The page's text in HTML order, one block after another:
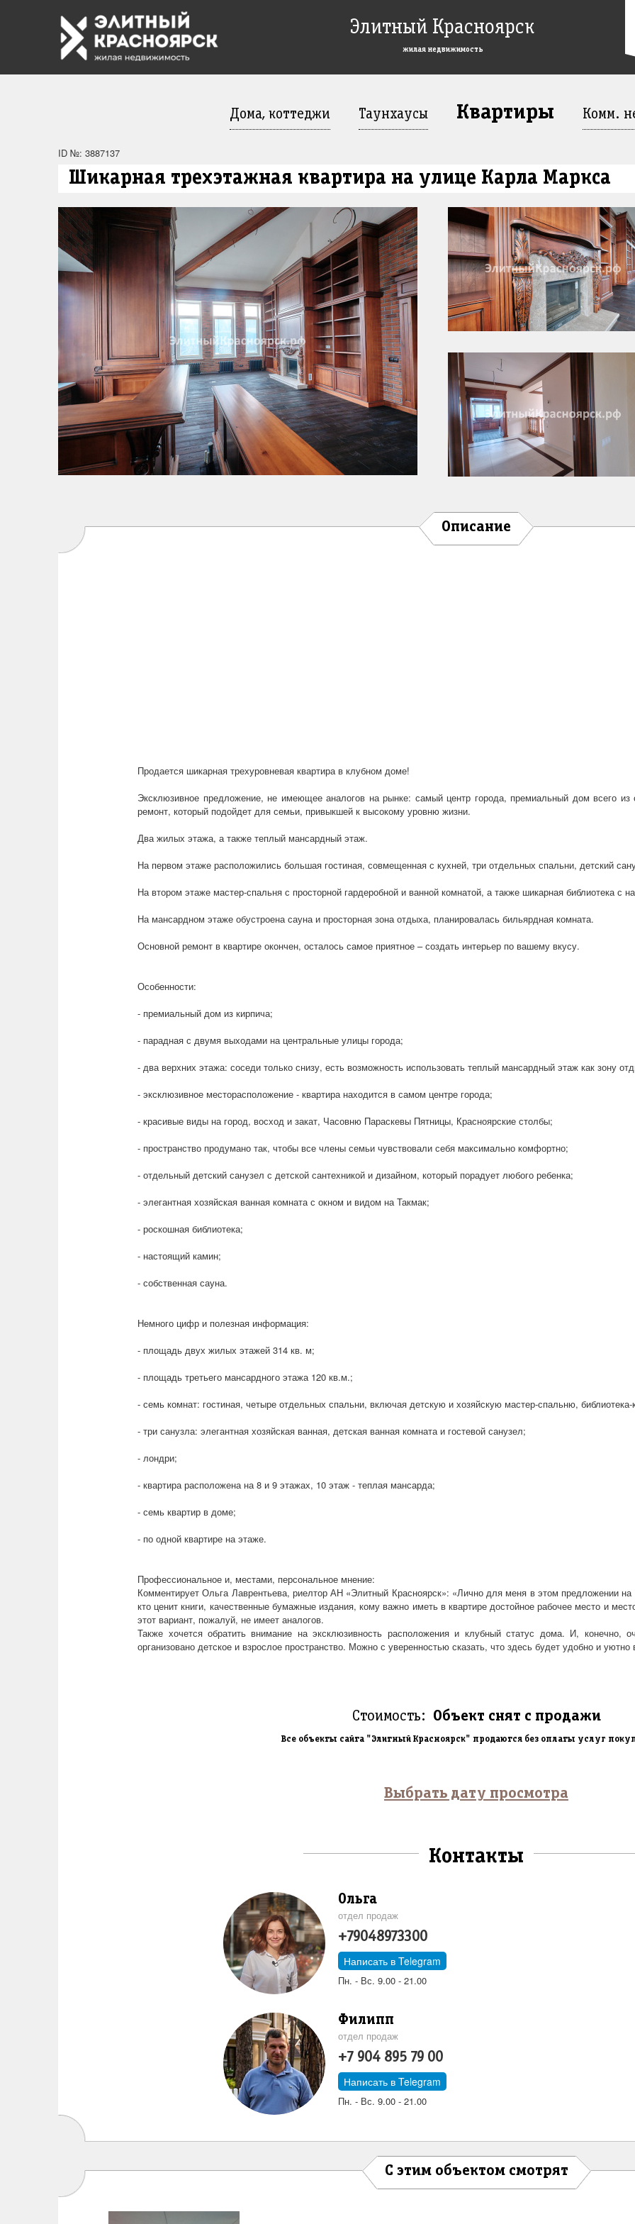
Элитный Красноярск
жилая недвижимость
Дома, коттеджи Таунхаусы Квартиры Комм.
ID №: 3887137
Шикарная трехэтажная квартира на улице Карла Маркса
Описание
Продается шикарная трехуровневая квартира в клубном доме!
Эксклюзивное предложение, не имеющее аналогов на рынке: самый центр города, премиальный дом всего из
ремонт, который подойдет для семьи, привыкшей к высокому уровню жизни.
Два жилых этажа, а также теплый мансардный этаж.
На первом этаже расположились большая гостиная, совмещенная с кухней, три отдельных спальни, детский
На втором этаже мастер-спальня с просторной гардеробной и ванной комнатой, а также шикарная библиотека с
На мансардном этаже обустроена сауна и просторная зона отдыха, планировалась бильярдная комната.
Основной ремонт в квартире окончен, осталось самое приятное – создать интерьер по вашему вкусу.
Особенности:
- премиальный дом из кирпича;
- парадная с двумя выходами на центральные улицы города;
- два верхних этажа: соседи только снизу, есть возможность использовать теплый мансардный этаж как зону
- эксклюзивное месторасположение - квартира находится в самом центре города;
- красивые виды на город, восход и закат, Часовню Параскевы Пятницы, Красноярские столбы;
- пространство продумано так, чтобы все члены семьи чувствовали себя максимально комфортно;
- отдельный детский санузел с детской сантехникой и дизайном, который порадует любого ребенка;
- элегантная хозяйская ванная комната с окном и видом на Такмак;
- роскошная библиотека;
- настоящий камин;
- собственная сауна.
Немного цифр и полезная информация:
- площадь двух жилых этажей 314 кв. м;
- площадь третьего мансардного этажа 120 кв.м.;
- семь комнат: гостиная, четыре отдельных спальни, включая детскую и хозяйскую мастер-спальню, библиотека-
- три санузла: элегантная хозяйская ванная, детская ванная комната и гостевой санузел;
- лондри;
- квартира расположена на 8 и 9 этажах, 10 этаж - теплая мансарда;
- семь квартир в доме;
- по одной квартире на этаже.
Профессиональное и, местами, персональное мнение:
Комментирует Ольга Лаврентьева, риелтор АН «Элитный Красноярск»: «Лично для меня в этом предложении на
кто ценит книги, качественные бумажные издания, кому важно иметь в квартире достойное рабочее место и
этот вариант, пожалуй, не имеет аналогов.
Также хочется обратить внимание на эксклюзивность расположения и клубный статус дома. И, конечно,
организовано детское и взрослое пространство. Можно с уверенностью сказать, что здесь будет удобно и
Стоимость: Объект снят с продажи
Все объекты сайта "Элитный Красноярск" продаются без оплаты услуг
Выбрать дату просмотра
Контакты
Ольга
отдел продаж
+79048973300
Написать в Telegram
Пн. - Вс. 9.00 - 21.00
Филипп
отдел продаж
+7 904 895 79 00
Написать в Telegram
Пн. - Вс. 9.00 - 21.00
С этим объектом смотрят